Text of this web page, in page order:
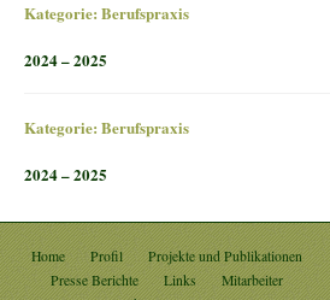
Kategorie: Berufspraxis
2024 – 2025
Kategorie: Berufspraxis
2024 – 2025
Home Profil
Projekte und Publikationen
Presse Berichte
Links
Mitarbeiter